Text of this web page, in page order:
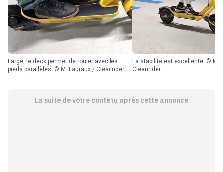
Large, le deck permet de rouler avec les
pieds parallèles. © M. Lauraux / Cleanrider
La stabilité est excellente. © M. Lauraux /
Cleanrider
La suite de votre contenu après cette annonce